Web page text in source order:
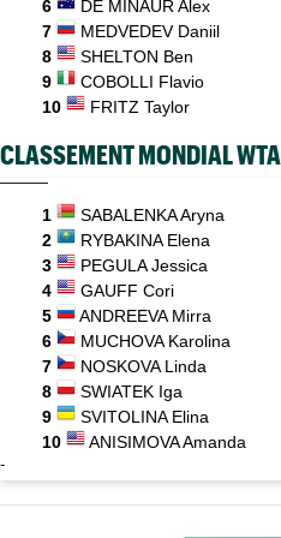
6
DE MINAUR Alex
7
MEDVEDEV Daniil
8
SHELTON Ben
9
COBOLLI Flavio
10
FRITZ Taylor
CLASSEMENT MONDIAL WTA
1 SABALENKA Aryna
2
RYBAKINA Elena
3
PEGULA Jessica
4
GAUFF Cori
5
ANDREEVA Mirra
6
MUCHOVA Karolina
7
NOSKOVA Linda
8
SWIATEK Iga
9
SVITOLINA Elina
10
ANISIMOVA Amanda
-